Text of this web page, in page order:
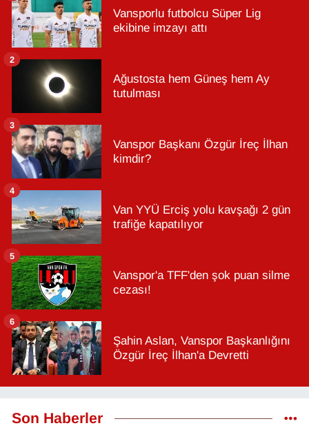
Vansporlu futbolcu Süper Lig
ekibine imzayı attı
Ağustosta hem Güneş hem Ay
tutulması
2
Vanspor Başkanı Özgür İreç İlhan
kimdir?
3
Van YYÜ Erciş yolu kavşağı 2 gün
trafiğe kapatılıyor
4
Vanspor'a TFF'den şok puan silme
cezası!
5
Şahin Aslan, Vanspor Başkanlığını
Özgür İreç İlhan'a Devretti
6
Son Haberler